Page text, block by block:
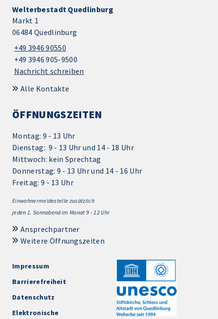
Welterbestadt Quedlinburg
Markt 1
06484 Quedlinburg
+49 3946 90550
+49 3946 905-9500
Nachricht schreiben
Alle Kontakte
ÖFFNUNGSZEITEN
Montag: 9 - 13 Uhr
Dienstag: 9 - 13 Uhr und 14 - 18 Uhr
Mittwoch: kein Sprechtag
Donnerstag: 9 - 13 Uhr und 14 - 16 Uhr
Freitag: 9 - 13 Uhr
Einwohnermeldestelle zusätzlich
jeden 1. Sonnabend im Monat 9 - 12 Uhr
Ansprechpartner
Weitere Öffnungszeiten
Impressum
Barrierefreiheit
Datenschutz
Elektronische